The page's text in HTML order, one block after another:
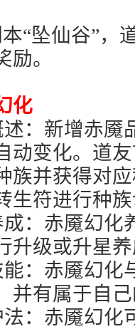
“坠仙谷”，
。
化
：新增赤魇
动变化。道
族并获得对
生符进行种
：赤魇幻化
升级或升星
：赤魇幻化
并有属于自
：赤魇幻化